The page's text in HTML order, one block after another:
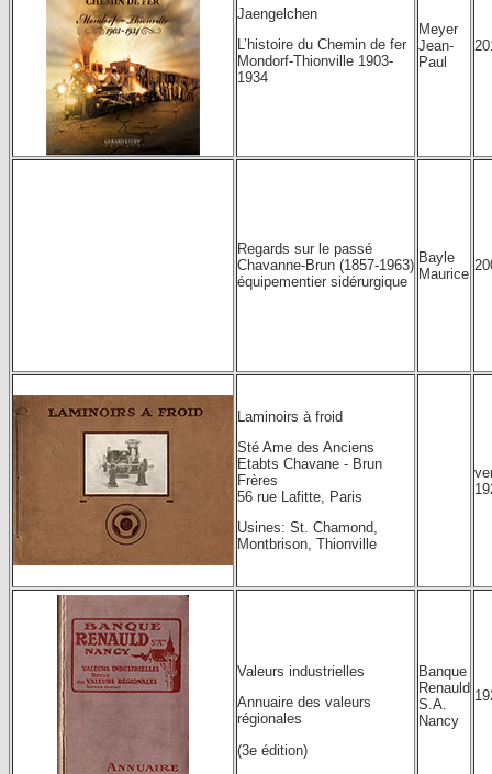
Jaengelchen
L’histoire du Chemin de fer
Mondorf-Thionville 1903-
1934
Meyer
Jean-
Paul
Regards sur le passé
Chavanne-Brun (1857-1963)
équipementier sidérurgique
Bayle
Maurice
Laminoirs à froid
Sté Ame des Anciens
Etabts Chavane - Brun
Frères
56 rue Lafitte, Paris
Usines: St. Chamond,
Montbrison, Thionville
Valeurs industrielles
Annuaire des valeurs
régionales
(3e édition)
Banque
Renauld
S.A.
Nancy